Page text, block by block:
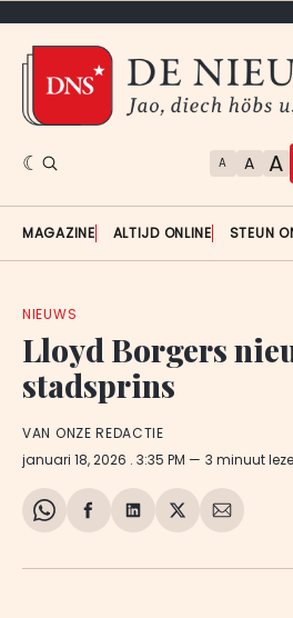
A A A
MAGAZINE ALTIJD ONLINE STEUN
NIEUWS
Lloyd Borgers
stadsprins
VAN ONZE REDACTIE
januari 18, 2026 . 3:35 PM 3 minuut
Share
WhatsApp
Delen
Facebook
Delen
LinkedIn
Share
X
Deel
E-